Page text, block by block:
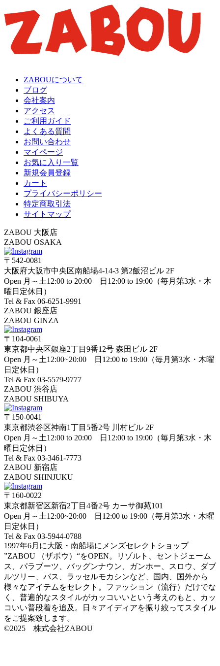
ZABOUについて
ブログ
会社案内
アクセス
ご利用ガイド
よくある質問
お問い合わせ
マイページ
お気に入り一覧
新規会員登録
カート
プライバシーポリシー
特定商取引法
サイトマップ
ZABOU 大阪店
ZABOU OSAKA
〒542-0081
大阪府大阪市中央区南船場4-14-3 第2飯沼ビル 2F
Open 月～土12:00 to 20:00 日12:00 to 19:00（毎月第3水・木
曜日定休日）
Tel & Fax 06-6251-9991
ZABOU 銀座店
ZABOU GINZA
〒104-0061
東京都中央区銀座2丁目9番12号 森田ビル 2F
Open 月～土12:00~20:00 日12:00 to 19:00（毎月第3水・木曜
日定休日）
Tel & Fax 03-5579-9777
ZABOU 渋谷店
ZABOU SHIBUYA
〒150-0041
東京都渋谷区神南1丁目5番2号 川村ビル 2F
Open 月～土12:00 to 20:00 日12:00 to 19:00（毎月第3水・木
曜日定休日）
Tel & Fax 03-3461-7773
ZABOU 新宿店
ZABOU SHINJUKU
〒160-0022
東京都新宿区新宿2丁目4番2号 カーサ御苑101
Open 月～土12:00~20:00 日12:00 to 19:00（毎月第3水・木曜
日定休日）
Tel & Fax 03-5944-0788
1997年6月に大阪・南船場にメンズセレクトショップ
”ZABOU （ザボウ）“をOPEN。リゾルト、セントジェーム
ス、パラブーツ、バッグンナウン、ガンホー、スロウ、ダブ
ルツリー、バス、ラッセルモカシンなど、国内、国外から
様々なアイテムをセレクト。ファッション（流行）だけでな
く、普遍的なスタイルがカッコいいという考えのもと、カッ
コいい普段着を追及。日々アイディアを振り絞ってスタイル
をご提案致します。
©2025 株式会社ZABOU